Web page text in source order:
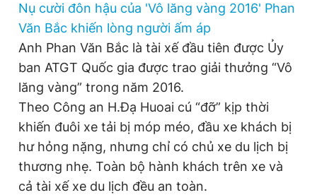
Nụ cười đôn hậu của 'Vô lăng vàng 2016' Phan
Văn Bắc khiến lòng người ấm áp
Anh Phan Văn Bắc là tài xế đầu tiên được Ủy
ban ATGT Quốc gia được trao giải thưởng “Vô
lăng vàng” trong năm 2016.
Theo Công an H.Đạ Huoai cú “đỡ” kịp thời
khiến đuôi xe tải bị móp méo, đầu xe khách bị
hư hỏng nặng, nhưng chỉ có chủ xe du lịch bị
thương nhẹ. Toàn bộ hành khách trên xe và
cả tài xế xe du lịch đều an toàn.